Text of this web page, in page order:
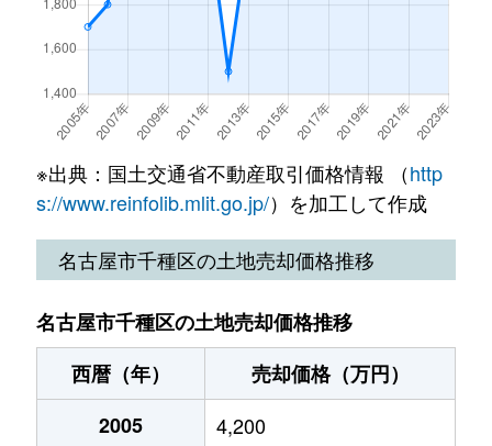
北千種
2,200万円
北千種
1,600万円
ナゴヤドーム
清住町
830万円
東山公園(愛知)
清住町
3,300万円
東山公園(愛知)
清住町
4,500万円
東山公園(愛知)
桐林町
5,400万円
池下
桐林町
5,500万円
池下
桐林町
6,200万円
西山元町
12,000万円
西山元町
24,000万円
覚王山
西山元町
4,600万円
覚王山
猫洞通
13,000万円
本山(愛知)
春岡
3,200万円
池下
春岡
2,300万円
春岡
11,000万円
池下
小松町 4,300万円
9,900万円
下方町
5,400万円
砂田橋
下方町
4,600万円
茶屋ケ坂
汁谷町
7,200万円
茶屋ケ坂
城木町
4,100万円
吹上(愛知)
新西
4,000万円
茶屋ケ坂
※出典：国土交通省不動産取引価格情報 （http
s://www.reinfolib.mlit.go.jp/）を加工して作成
名古屋市千種区の土地売却価格推移
名古屋市千種区の土地売却価格推移
西暦（年）
売却価格（万円）
2005
4,200